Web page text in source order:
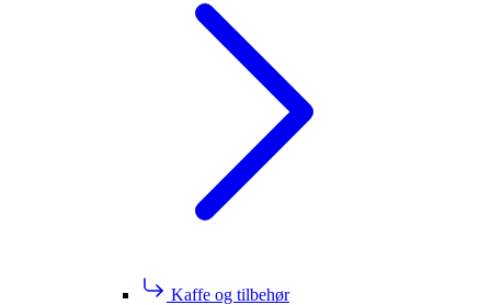
Kaffe og tilbehør